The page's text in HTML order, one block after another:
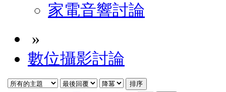
家電音響討論
»
數位攝影討論